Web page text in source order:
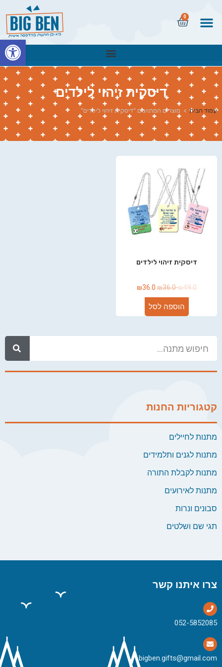
0
דיסקית זיהוי לילדים
עמוד הבית > מוצרים המתויגים “דיסקית זיהוי לילדים”
קטגוריות החנות
מתנות לחיילים
מתנות לגנים ותלמידים
מתנות לקבלת התורה
מתנות לאירועים
סבונים ונרות
תגי שם ושלטים
דיסקית זיהוי לילדים
₪49.0
₪36.0
₪36.0
הוספה לסל
צרו איתנו קשר
bigben.gifts@gmail.com